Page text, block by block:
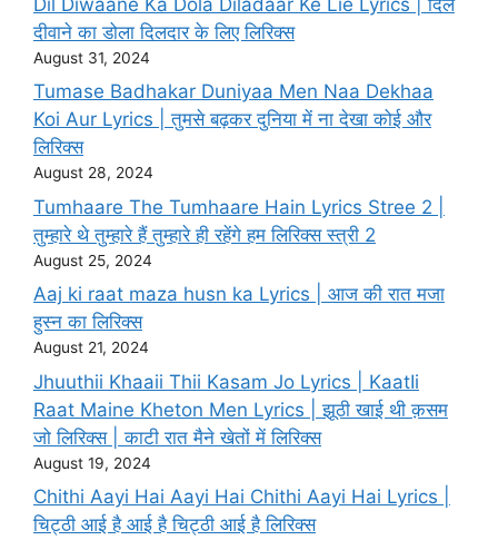
दीवाने का डोला दिलदार के लिए लिरिक्स
August 31, 2024
Tumase Badhakar Duniyaa Men Naa Dekhaa
Koi Aur Lyrics | तुमसे बढ़कर दुनिया में ना देखा कोई और
लिरिक्स
August 28, 2024
Tumhaare The Tumhaare Hain Lyrics Stree 2 |
तुम्हारे थे तुम्हारे हैं तुम्हारे ही रहेंगे हम लिरिक्स स्त्री 2
August 25, 2024
Aaj ki raat maza husn ka Lyrics | आज की रात मजा
हुस्न का लिरिक्स
August 21, 2024
Jhuuthii Khaaii Thii Kasam Jo Lyrics | KaatIi
Raat Maine Kheton Men Lyrics | झूठी खाई थी क़सम
जो लिरिक्स | काटी रात मैने खेतों में लिरिक्स
August 19, 2024
Chithi Aayi Hai Aayi Hai Chithi Aayi Hai Lyrics |
चिट्ठी आई है आई है चिट्ठी आई है लिरिक्स